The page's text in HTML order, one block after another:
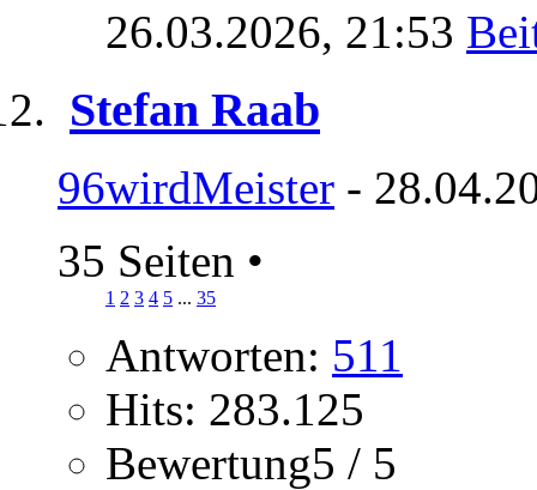
26.03.2026, 21:53
Stefan Raab
96wirdMeister -
35 Seiten •
1 2 3 4 5 ... 35
Antworten: 511
Hits: 283.125
Bewertung5 / 5